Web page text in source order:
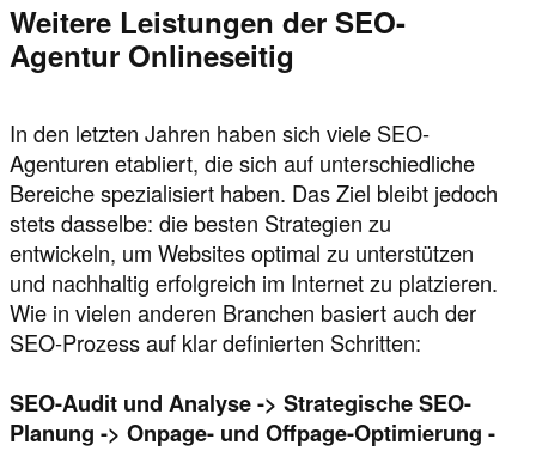
Weitere Leistungen der SEO-
Agentur Onlineseitig
In den letzten Jahren haben sich viele SEO-
Agenturen etabliert, die sich auf unterschiedliche
Bereiche spezialisiert haben. Das Ziel bleibt jedoch
stets dasselbe: die besten Strategien zu
entwickeln, um Websites optimal zu unterstützen
und nachhaltig erfolgreich im Internet zu platzieren.
Wie in vielen anderen Branchen basiert auch der
SEO-Prozess auf klar definierten Schritten:
SEO-Audit und Analyse -> Strategische SEO-
Planung -> Onpage- und Offpage-Optimierung -